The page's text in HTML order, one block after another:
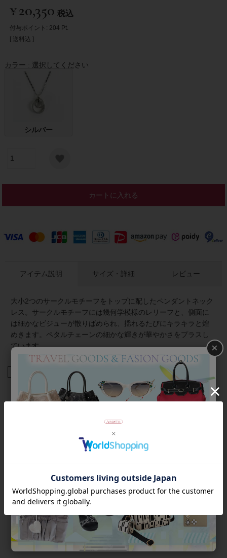
¥20,350 税込
付与ポイント: 204 Pt.
送料込
カラー 選択してください
シルバー
カートに入れる
アイテム説明
大小2つのサークルモチーフをトップに配したペンダントネック
レス。サークルモチーフには幾何学模様のレリーフと、側面に
は細かなビジューが散りばめられ、揺れるたびにキラキラと煌
めきます。ペタルチェーンの細かな輝きが華やかさをプラスし
ています。
サイズ・詳細 レビュー
商品番号 1250216
Category
アイテムカテゴリー
×